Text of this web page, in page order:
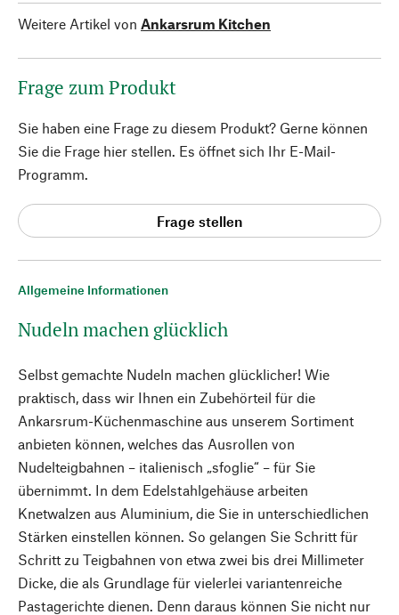
Allgemeine Informationen
Nudeln machen glücklich
Selbst gemachte Nudeln machen glücklicher! Wie
praktisch, dass wir Ihnen ein Zubehörteil für die
Ankarsrum-Küchenmaschine aus unserem Sortiment
anbieten können, welches das Ausrollen von
Nudelteigbahnen – italienisch „sfoglie“ – für Sie
übernimmt. In dem Edelstahlgehäuse arbeiten
Knetwalzen aus Aluminium, die Sie in unterschiedlichen
Stärken einstellen können. So gelangen Sie Schritt für
Schritt zu Teigbahnen von etwa zwei bis drei Millimeter
Dicke, die als Grundlage für vielerlei variantenreiche
Pastagerichte dienen. Denn daraus können Sie nicht nur
Weitere Artikel von Ankarsrum Kitchen
Frage zum Produkt
Sie haben eine Frage zu diesem Produkt? Gerne können
Sie die Frage hier stellen. Es öffnet sich Ihr E-Mail-
Programm.
Frage stellen